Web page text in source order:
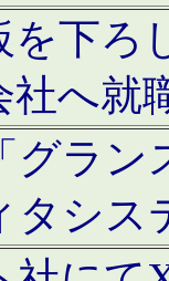
を下ろ
社へ就
グラン
タシス